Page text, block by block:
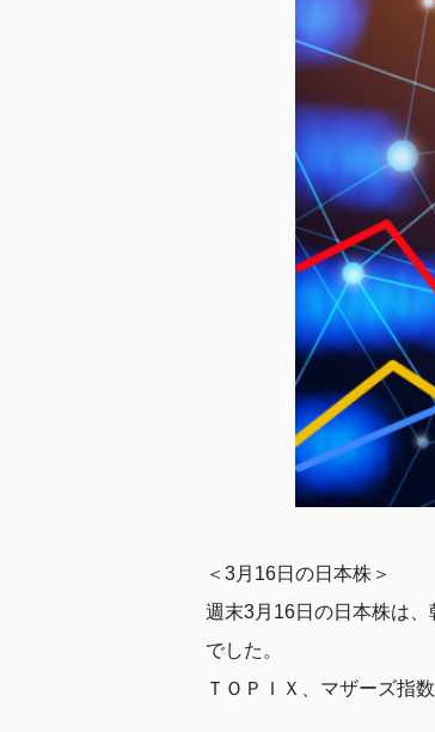
＜3月16日の日本株＞
週末3月16日の日本株は
でした。
ＴＯＰＩＸ、マザーズ指